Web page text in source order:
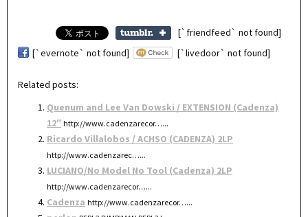
[`friendfeed` not found]
[`evernote` not found]
[`livedoor` not found]
Related posts:
Quenum and Lee Van Dowski / EXTENSION (Cadenza)
12″ http://www.cadenzarecor…...
Ricardo Villalobos / ACHSO (CADENZA) 2LP
http://www.cadenzarec…...
LUCIANO/No Model No Tool (Cadenza) 2LP
http://www.cadenzarecor…...
Cadenza http://www.cadenzarecor…...